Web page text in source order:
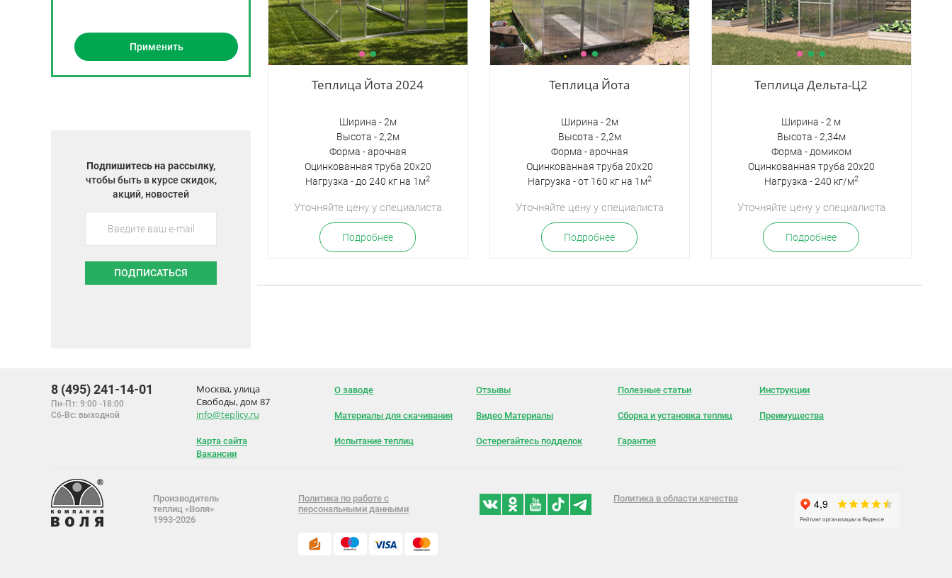
Подпишитесь на рассылку,
чтобы быть в курсе скидок,
акций, новостей
ПОДПИСАТЬСЯ
Теплица Йота 2024
Ширина - 2м
Высота - 2,2м
Форма - арочная
Оцинкованная труба 20х20
Нагрузка - до 240 кг на 1м2
Уточняйте цену у специалиста
Подробнее
Теплица Йота
Ширина - 2м
Высота - 2,2м
Форма - арочная
Оцинкованная труба 20х20
Нагрузка - от 160 кг на 1м2
Уточняйте цену у специалиста
Подробнее
Теплица Дельта-Ц2
Ширина - 2 м
Высота - 2,34м
Форма - домиком
Оцинкованная труба 20х20
Нагрузка - 240 кг/м2
Уточняйте цену у специалиста
Подробнее
8 (495) 241-14-01
Пн-Пт: 9:00 -18:00
Сб-Вс: выходной
Москва, улица
Свободы, дом 87
info@teplicy.ru
Карта сайта
Вакансии
О заводе Отзывы Полезные статьи Инструкции
Материалы для скачивания Видео Материалы Сборка и установка теплиц Преимущества
Испытание теплиц Остерегайтесь подделок Гарантия
Производитель
теплиц «Воля»
1993-2026
Политика по работе с
персональными данными
Политика в области качества